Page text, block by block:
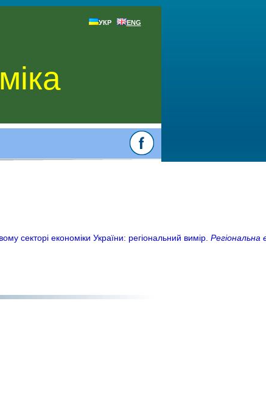
УКР ENG
секторі економіки України: регіональний вимір. Регіональна